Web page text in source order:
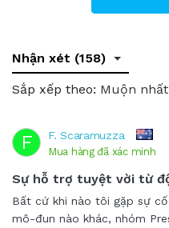
Nhận xét (158)
Sắp xếp theo: Muộn nhất
F F. Scaramuzza
Mua hàng đã xác minh
Sự hỗ trợ tuyệt vời từ
Bất cứ khi nào tôi gặp sự
mô-đun nào khác, nhóm